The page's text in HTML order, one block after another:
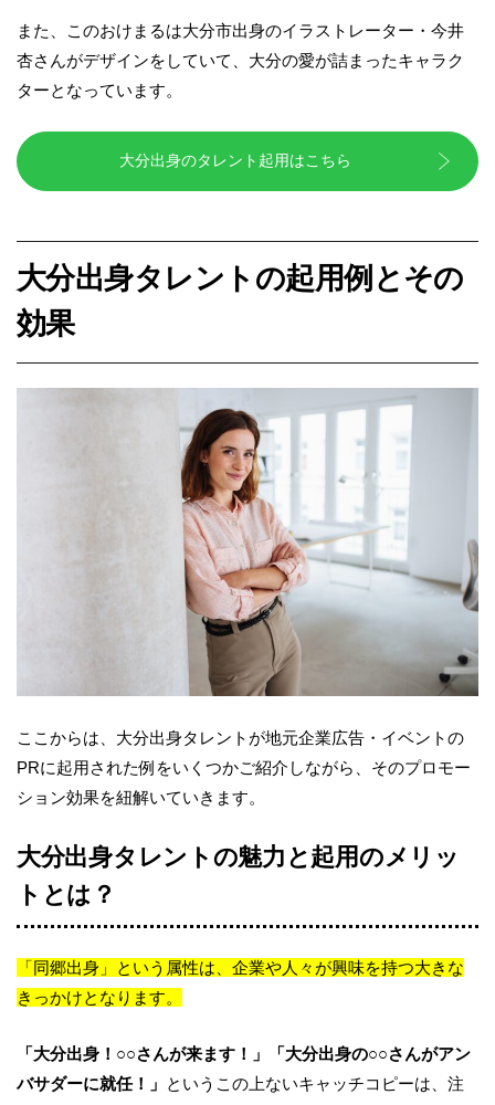
また、このおけまるは大分市出身のイラストレーター・今井
杏さんがデザインをしていて、大分の愛が詰まったキャラク
ターとなっています。
大分出身のタレント起用はこちら
大分出身タレントの起用例とその
効果
ここからは、大分出身タレントが地元企業広告・イベントの
PRに起用された例をいくつかご紹介しながら、そのプロモー
ション効果を紐解いていきます。
大分出身タレントの魅力と起用のメリッ
トとは？
「同郷出身」という属性は、企業や人々が興味を持つ大きな
きっかけとなります。
「大分出身！○○さんが来ます！」「大分出身の○○さんがアン
バサダーに就任！」 というこの上ないキャッチコピーは、注